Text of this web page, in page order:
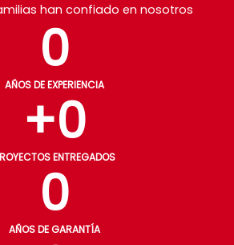
han confiado en nosotros
AÑOS DE EXPERIENCIA
0
ENTREGADOS
+0
AÑOS DE GARANTÍA
0